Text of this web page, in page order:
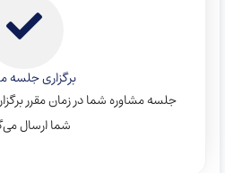
برگزاری جلسه
جلسه مشاوره شما در زمان مقرر
شما ارسال